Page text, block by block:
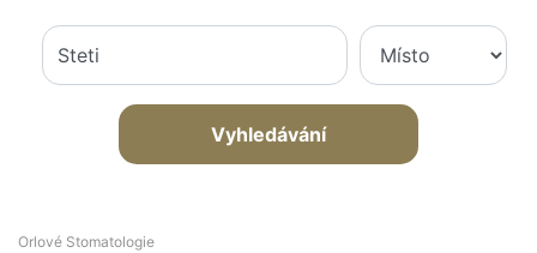
Vyhledávání
Orlové Stomatologie